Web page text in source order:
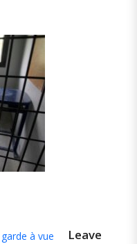
à vue
Leave